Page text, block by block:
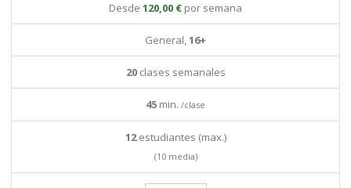
Desde 120,00 € por semana
General,16+
20clases semanales
45 min. /clase
12estudiantes (max.)
(10 media)